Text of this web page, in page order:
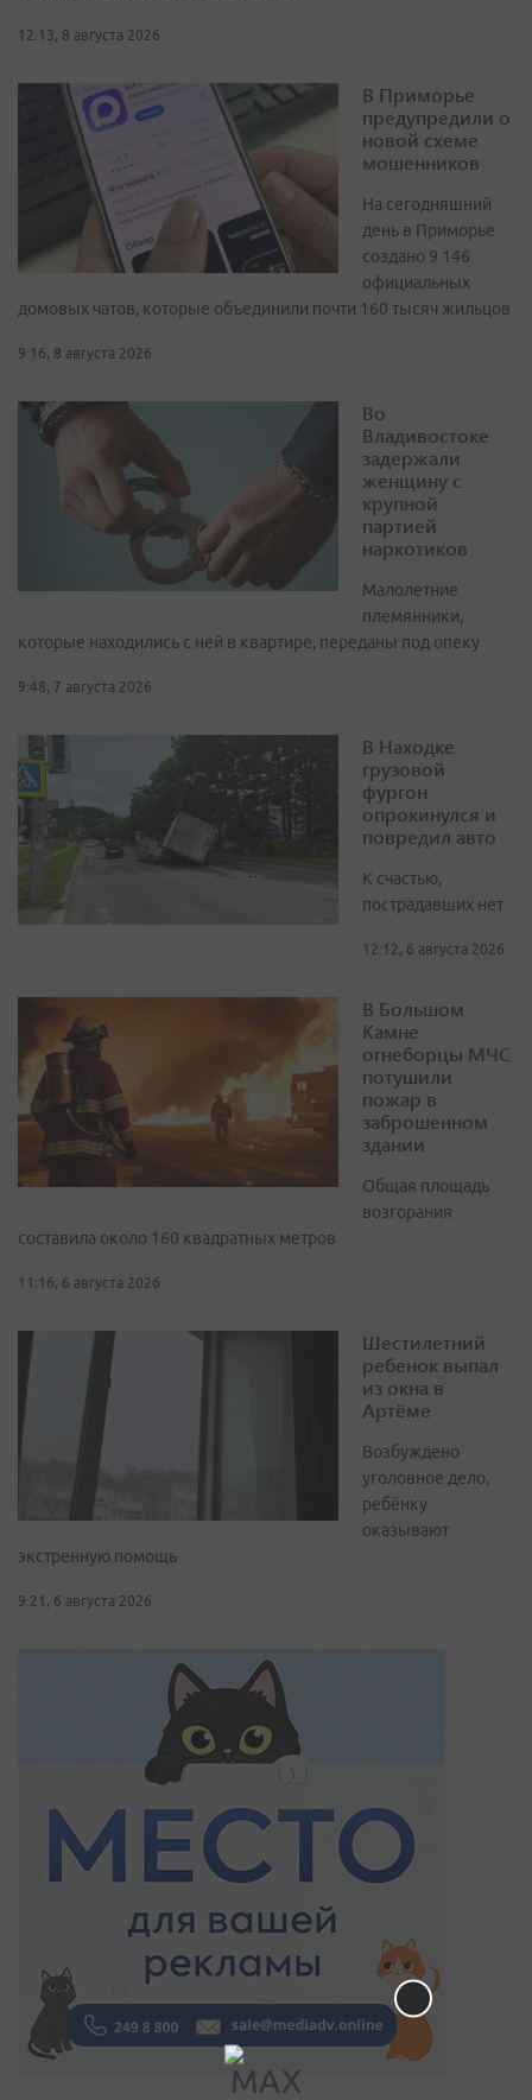
12:13, 8 августа 2026
В Приморье
предупредили о
новой схеме
мошенников
На сегодняшний
день в Приморье
создано 9 146
официальных
домовых чатов, которые объединили почти 160 тысяч жильцов
9:16, 8 августа 2026
Во
Владивостоке
задержали
женщину с
крупной
партией
наркотиков
Малолетние
племянники,
которые находились с ней в квартире, переданы под опеку
9:48, 7 августа 2026
В Находке
грузовой
фургон
опрокинулся и
повредил авто
К счастью,
пострадавших нет
12:12, 6 августа 2026
В Большом
Камне
огнеборцы МЧС
потушили
пожар в
заброшенном
здании
Общая площадь
возгорания
составила около 160 квадратных метров
11:16, 6 августа 2026
Шестилетний
ребенок выпал
из окна в
Артёме
Возбуждено
уголовное дело,
ребёнку
оказывают
экстренную помощь
9:21, 6 августа 2026